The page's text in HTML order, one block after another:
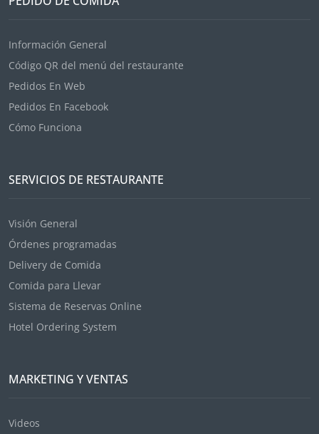
Información General
Código QR del menú del restaurante
Pedidos En Web
Pedidos En Facebook
Cómo Funciona
SERVICIOS DE RESTAURANTE
Visión General
Órdenes programadas
Delivery de Comida
Comida para Llevar
Sistema de Reservas Online
Hotel Ordering System
MARKETING Y VENTAS
Videos